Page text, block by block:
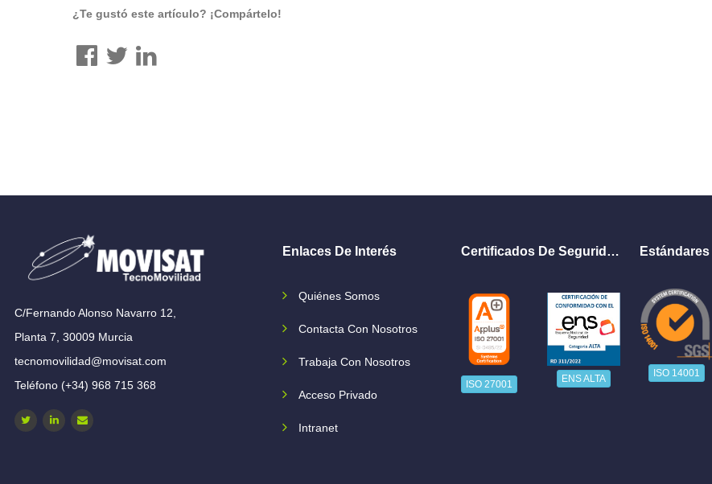
¿Te gustó este artículo? ¡Compártelo!
C/Fernando Alonso Navarro 12,
Planta 7, 30009 Murcia
tecnomovilidad@movisat.com
Teléfono (+34) 968 715 368
Enlaces De Interés
Quiénes Somos
Contacta Con Nosotros
Trabaja Con Nosotros
Acceso Privado
Intranet
Certificados De Seguridad
ISO 27001
ENS ALTA
ISO 14001